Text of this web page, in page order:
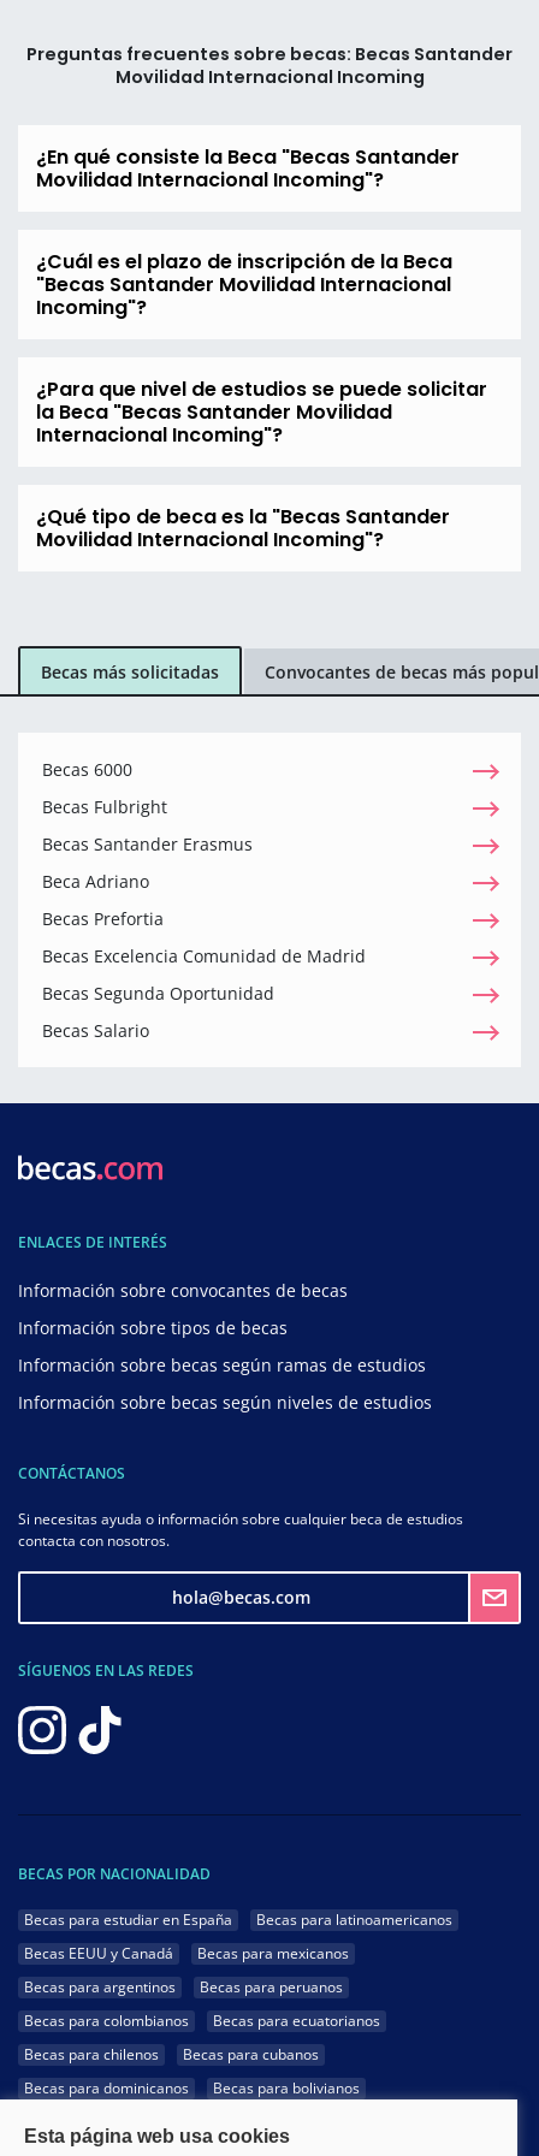
Preguntas frecuentes sobre becas: Becas Santander
Movilidad Internacional Incoming
¿En qué consiste la Beca "Becas Santander
Movilidad Internacional Incoming"?
¿Cuál es el plazo de inscripción de la Beca
"Becas Santander Movilidad Internacional
Incoming"?
¿Para que nivel de estudios se puede solicitar
la Beca "Becas Santander Movilidad
Internacional Incoming"?
¿Qué tipo de beca es la "Becas Santander
Movilidad Internacional Incoming"?
Becas más solicitadas Convocantes de becas más
Becas 6000
Becas Fulbright
Becas Santander Erasmus
Beca Adriano
Becas Prefortia
Becas Excelencia Comunidad de Madrid
Becas Segunda Oportunidad
Becas Salario
ENLACES DE INTERÉS
Información sobre convocantes de becas
Información sobre tipos de becas
Información sobre becas según ramas de estudios
Información sobre becas según niveles de estudios
CONTÁCTANOS
Si necesitas ayuda o información sobre cualquier beca de estudios
contacta con nosotros.
hola@becas.com
SÍGUENOS EN LAS REDES
BECAS POR NACIONALIDAD
Becas para estudiar en España
Becas para latinoamericanos
Becas EEUU y Canadá
Becas para mexicanos
Becas para argentinos
Becas para peruanos
Becas para colombianos
Becas para ecuatorianos
Becas para chilenos
Becas para cubanos
Becas para dominicanos
Becas para bolivianos